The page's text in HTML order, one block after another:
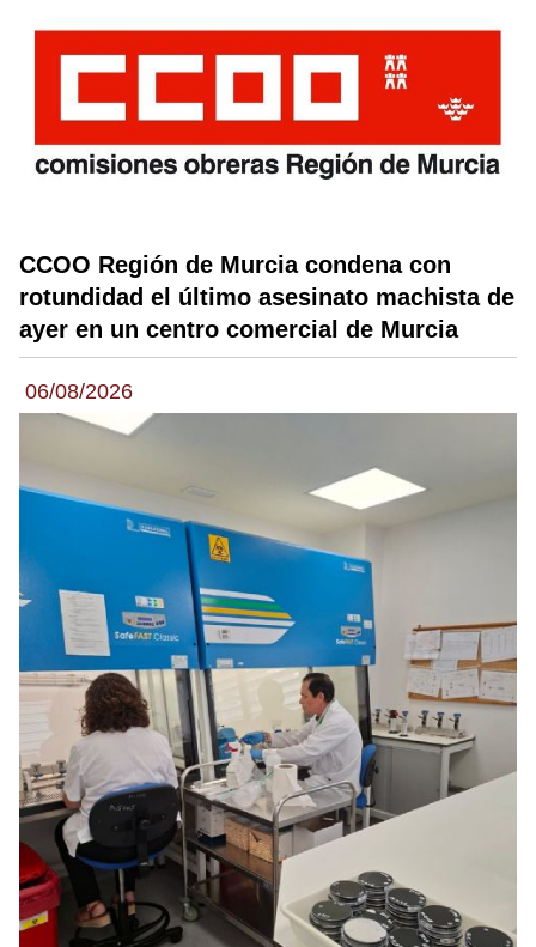
CCOO Región de Murcia condena con
rotundidad el último asesinato machista de
ayer en un centro comercial de Murcia
06/08/2026